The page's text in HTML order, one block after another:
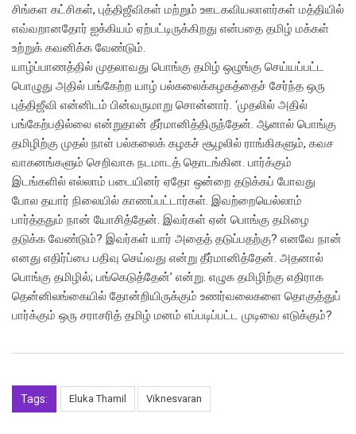
சிங்கள கட்சிகள், புத்திஜீவிகள் மற்றும் ஊடகவியலாளர்கள் மத்தியில்
எவ்வறானதோர் ஐக்கியம் ஏற்பட்டிருக்கிறது என்பதை தமிழ் மக்கள்
உற்றுக் கவனிக்க வேண்டும்.
யாழ்ப்பாணத்தில் முதலாவது பொங்கு தமிழ் ஒழுங்கு செய்யப்பட்ட
பொழுது அதில் பங்கேற்ற யாழ் பல்கலைக்கழகத்தைச் சேர்ந்த ஒரு
புத்திஜீவி என்னிடம் பின்வருமாறு சொன்னார். ‘முதலில் அதில்
பங்கேற்பதில்லை என்றுதான் தீர்மானித்திருந்தேன். ஆனால் பொங்கு
தமிழிற்கு முதல் நாள் பல்கலைக் கழகச் சூழலில் ராங்கிகளும், கவச
வாகனங்களும் செறிவாக நடமாடத் தொடங்கின. பார்க்கும்
இடங்களில் எல்லாம் படையினர் ஏதோ ஒன்றை தடுக்கப் போவது
போல தயார் நிலையில் காணப்பட்டார்கள். இவற்றையெல்லாம்
பார்த்ததும் நான் யோசித்தேன். இவர்கள் ஏன் பொங்கு தமிழை
தடுக்க வேண்டும்? இவர்கள் யார் அதைத் தடுப்பதற்கு? எனவே நான்
எனது எதிர்ப்பை பதிவு செய்வது என்று தீர்மானித்தேன். அதனால்
பொங்கு தமிழில்; பங்கெடுத்தேன்’ என்று. எழுக தமிழிற்கு எதிராக
தென்னிலங்கையில் தோன்றியிருக்கும் உணர்வலைகளை தொகுத்துப்
பார்க்கும் ஒரு சராசரித் தமிழ் மனம் எப்படிப்பட்ட முடிவை எடுக்கும்?
Tags: Eluka Thamil Viknesvaran